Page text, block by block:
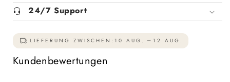
24/7 Support
LIEFERUNG ZWISCHEN: 10 AUG. 12 AUG.
Kundenbewertungen